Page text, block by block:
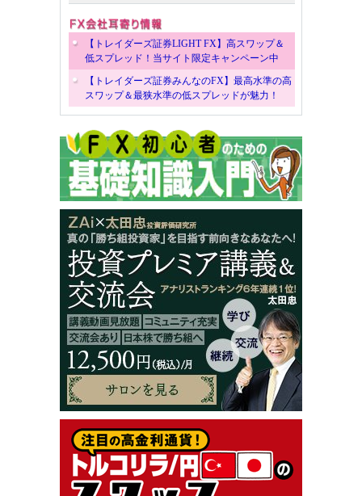
【トレイダーズ証券LIGHT FX】高スワップ＆
低スプレッド！当サイト限定キャンペーン中
【トレイダーズ証券みんなのFX】最高水準の高
スワップ＆最狭水準の低スプレッドが魅力！